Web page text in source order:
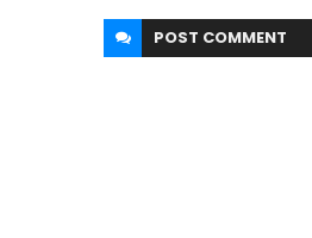
POST COMMENT